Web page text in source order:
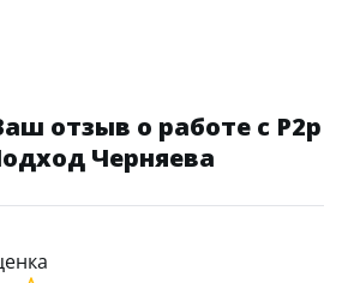
отзыв о работе с P2p
Черняева